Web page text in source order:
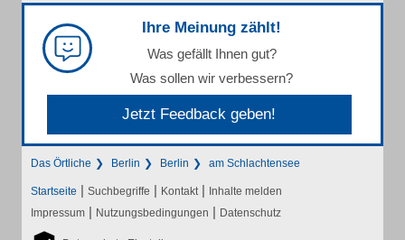
Ihre Meinung zählt!
Was gefällt Ihnen gut?
Was sollen wir verbessern?
Jetzt Feedback geben!
Das Örtliche Berlin Berlin am Schlachtensee
Startseite | Suchbegriffe | Kontakt | Inhalte melden
Impressum | Nutzungsbedingungen | Datenschutz